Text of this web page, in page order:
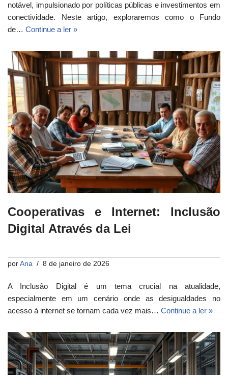
notável, impulsionado por políticas públicas e investimentos em
conectividade. Neste artigo, exploraremos como o Fundo
de… Continue a ler »
Cooperativas e Internet: Inclusão
Digital Através da Lei
por Ana 8 de janeiro de 2026
A Inclusão Digital é um tema crucial na atualidade,
especialmente em um cenário onde as desigualdades no
acesso à internet se tornam cada vez mais… Continue a ler »